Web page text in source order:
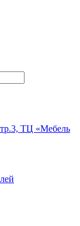
ТЦ «Мебель